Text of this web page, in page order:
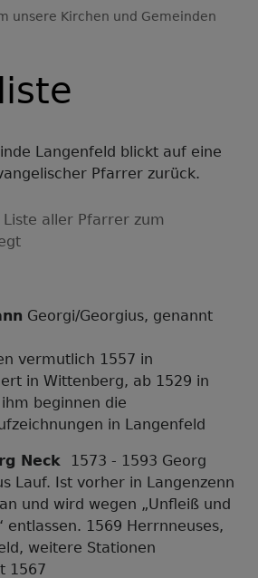
unsere Kirchen und Gemeinden
Langenfeld blickt auf eine
Pfarrer zurück.
aller Pfarrer zum
Georgi/Georgius, genannt
vermutlich 1557 in
in Wittenberg, ab 1529 in
beginnen die
in Langenfeld
Neck
1573 - 1593 Georg
Lauf. Ist vorher in Langenzenn
und wird wegen „Unfleiß und
entlassen. 1569 Herrnneuses,
weitere Stationen
1567